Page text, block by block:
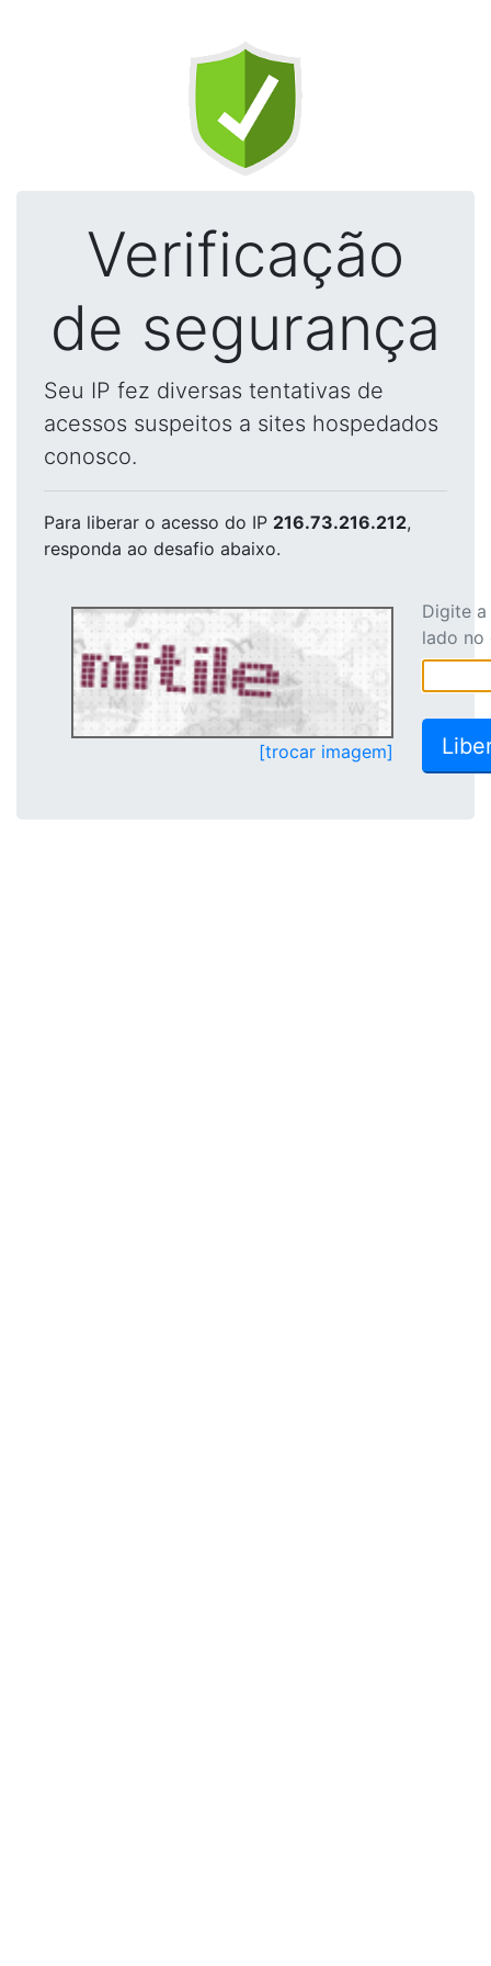
Verificação
de segurança
Seu IP fez diversas tentativas de
acessos suspeitos a sites hospedados
conosco.
Para liberar o acesso do IP 216.73.216.212,
responda ao desafio abaixo.
[trocar imagem]
Digite
lado no